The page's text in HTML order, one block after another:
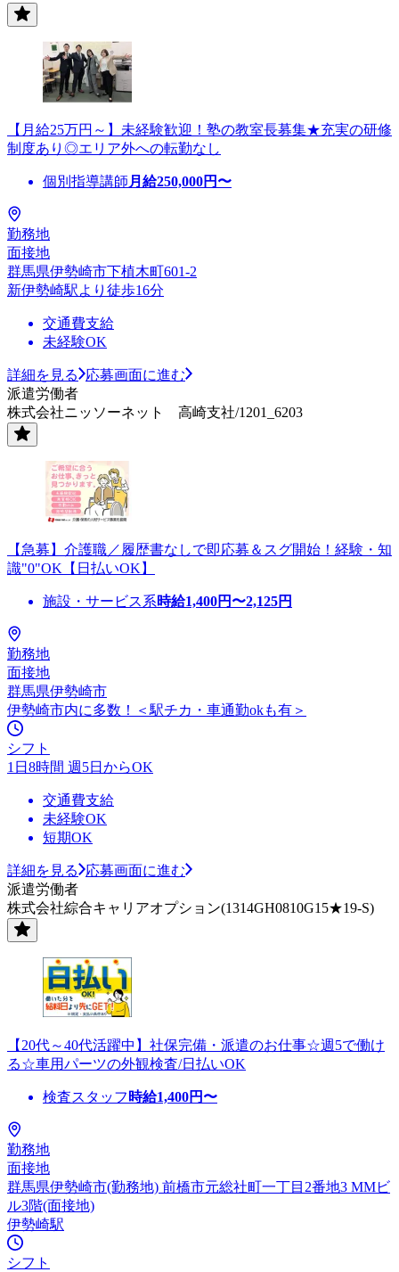
【月給25万円～】未経験歓迎！塾の教室長募集★充実の研修
制度あり◎エリア外への転勤なし
個別指導講師 月給250,000円〜
勤務地
面接地
群馬県伊勢崎市下植木町601-2
新伊勢崎駅より徒歩16分
交通費支給
未経験OK
詳細を見る
応募画面に進む
派遣労働者
株式会社ニッソーネット 高崎支社/1201_6203
【急募】介護職／履歴書なしで即応募＆スグ開始！経験・知
識"0"OK【日払いOK】
施設・サービス系時給1,400円〜2,125円
勤務地
面接地
群馬県伊勢崎市
伊勢崎市内に多数！＜駅チカ・車通勤okも有＞
シフト
1日8時間 週5日からOK
交通費支給
未経験OK
短期OK
詳細を見る
応募画面に進む
派遣労働者
株式会社綜合キャリアオプション(1314GH0810G15★19-S)
【20代～40代活躍中】社保完備・派遣のお仕事☆週5で働け
る☆車用パーツの外観検査/日払いOK
検査スタッフ 時給1,400円〜
勤務地
面接地
群馬県伊勢崎市(勤務地) 前橋市元総社町一丁目2番地3 MMビ
ル3階(面接地)
伊勢崎駅
シフト